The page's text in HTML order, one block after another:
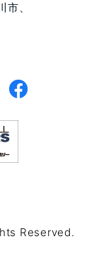
、
Reserved.